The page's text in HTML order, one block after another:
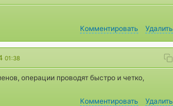
Комментировать
Удалить
01:38
операции проводят быстро и четко,
Комментировать
Удалить